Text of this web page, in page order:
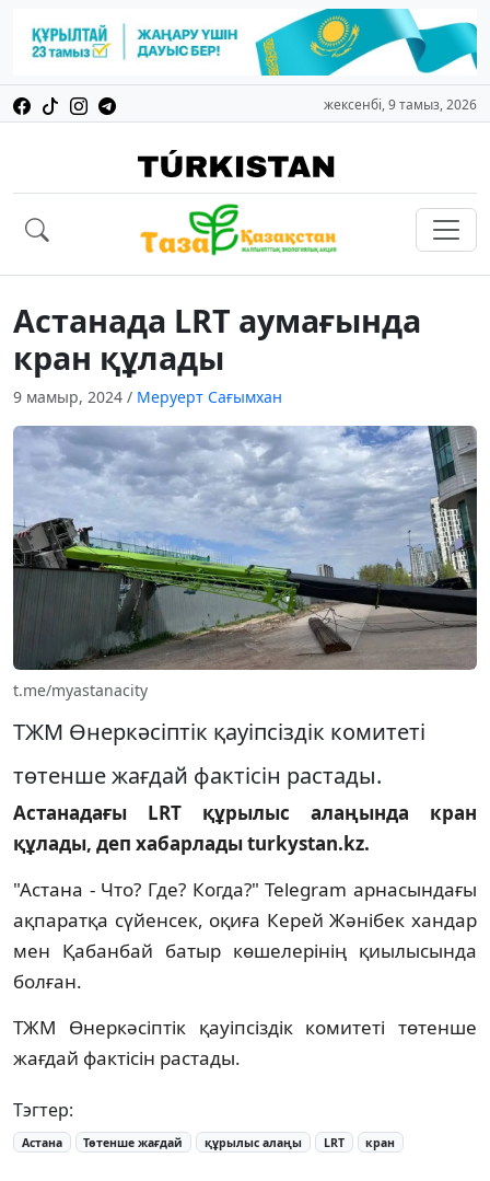
жексенбі, 9 тамыз, 2026
Астанада LRT аумағында
кран құлады
9 мамыр, 2024 / Меруерт Сағымхан
t.me/myastanacity
ТЖМ Өнеркәсіптік қауіпсіздік комитеті
төтенше жағдай фактісін растады.
Астанадағы LRT құрылыс алаңында кран
құлады, деп хабарлады turkystan.kz.
"Астана - Что? Где? Когда?" Telegram арнасындағы
ақпаратқа сүйенсек, оқиға Керей Жәнібек хандар
мен Қабанбай батыр көшелерінің қиылысында
болған.
ТЖМ Өнеркәсіптік қауіпсіздік комитеті төтенше
жағдай фактісін растады.
Тэгтер:
Астана Төтенше жағдай құрылыс алаңы LRT кран